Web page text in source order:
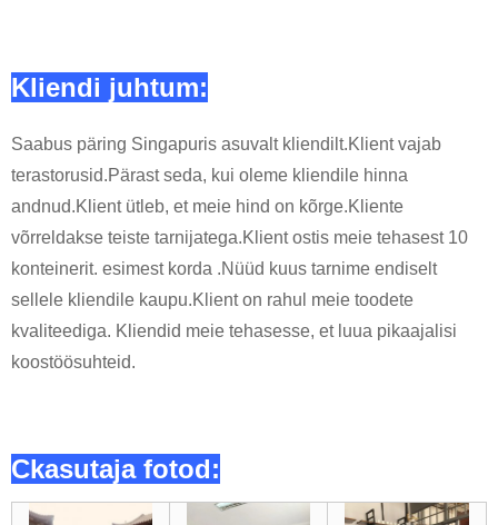
Kliendi juhtum:
Saabus päring Singapuris asuvalt kliendilt.Klient vajab
terastorusid.Pärast seda, kui oleme kliendile hinna
andnud.Klient ütleb, et meie hind on kõrge.Kliente
võrreldakse teiste tarnijatega.Klient ostis meie tehasest 10
konteinerit. esimest korda .Nüüd kuus tarnime endiselt
sellele kliendile kaupu.Klient on rahul meie toodete
kvaliteediga. Kliendid meie tehasesse, et luua pikaajalisi
koostöösuhteid.
Ckasutaja fotod: